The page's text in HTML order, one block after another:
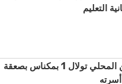
التعليم
وفاة موظف بالسجن المحلي تولال 1 بمكناس بصعقة